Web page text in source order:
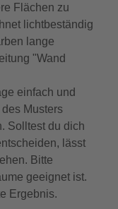
Flächen zu
lichtbeständig
lange
"Wand
einfach und
Musters
Solltest du dich
lässt
Bitte
geeignet ist.
Ergebnis.